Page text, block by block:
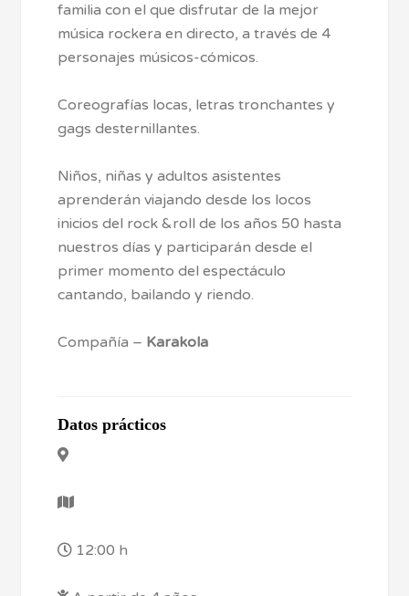
familia con el que disfrutar de la mejor
música rockera en directo, a través de 4
personajes músicos-cómicos.
Coreografías locas, letras tronchantes y
gags desternillantes.
Niños, niñas y adultos asistentes
aprenderán viajando desde los locos
inicios del rock &roll de los años 50 hasta
nuestros días y participarán desde el
primer momento del espectáculo
cantando, bailando y riendo.
Compañía – Karakola
Datos prácticos
12:00 h